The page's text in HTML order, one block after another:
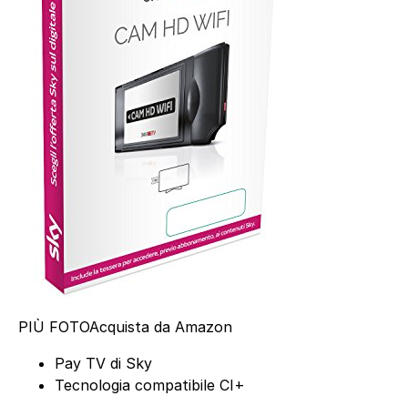
PIÙ FOTOAcquista da Amazon
Pay TV di Sky
Tecnologia compatibile CI+